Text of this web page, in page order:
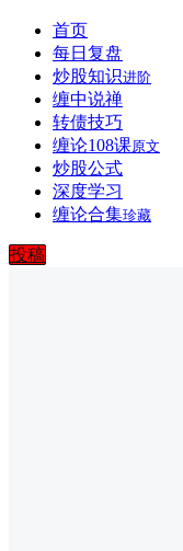
首页
每日复盘
炒股知识进阶
缠中说禅
转债技巧
缠论108课原文
炒股公式
深度学习
缠论合集珍藏
投稿